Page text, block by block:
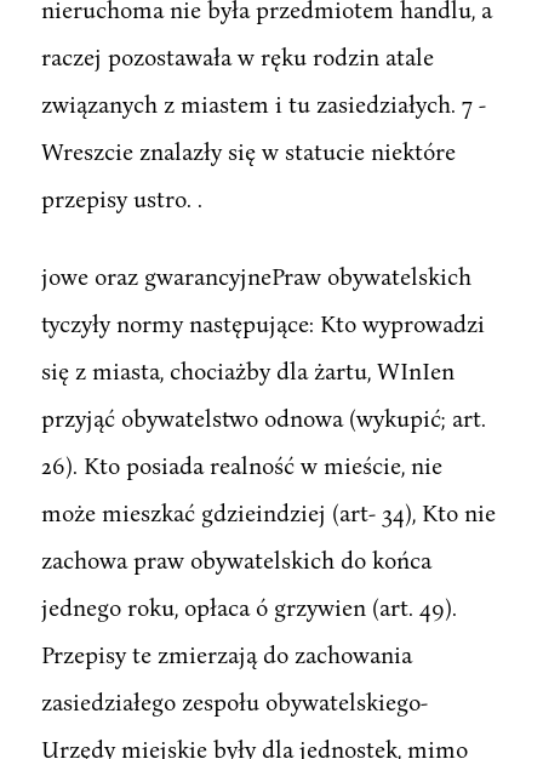
nieruchoma nie była przedmiotem handlu, a
raczej pozostawała w ręku rodzin atale
związanych z miastem i tu zasiedziałych. 7 -
Wreszcie znalazły się w statucie niektóre
przepisy ustro. .
jowe oraz gwarancyjnePraw obywatelskich
tyczyły normy następujące: Kto wyprowadzi
się z miasta, chociażby dla żartu, WInIen
przyjąć obywatelstwo odnowa (wykupić; art.
26). Kto posiada realność w mieście, nie
może mieszkać gdzieindziej (art- 34), Kto nie
zachowa praw obywatelskich do końca
jednego roku, opłaca ó grzywien (art. 49).
Przepisy te zmierzają do zachowania
zasiedziałego zespołu obywatelskiego-
Urzędy miejskie były dla jednostek, mimo